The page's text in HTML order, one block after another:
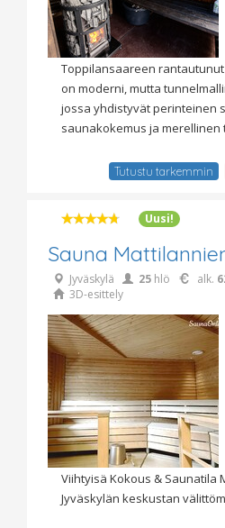
Toppilansaareen
on moderni, mutta
jossa yhdistyvät perinteinen
saunakokemus ja merellinen
Tutustu tarkemmin
Uusi!
Sauna
Jyväskylä 25 hlö alk.
3D-esittely
Viihtyisä Kokous & Saunatila
Jyväskylän keskustan